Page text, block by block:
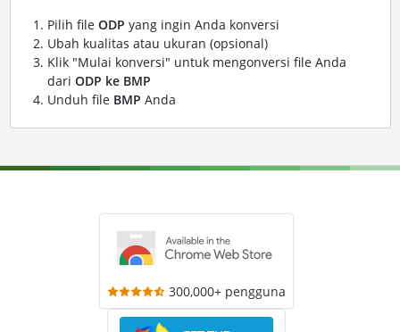
Pilih file ODP yang ingin Anda konversi
Ubah kualitas atau ukuran (opsional)
Klik "Mulai konversi" untuk mengonversi file Anda
dari ODP ke BMP
Unduh file BMP Anda
300,000+ pengguna